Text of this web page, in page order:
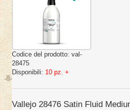
Codice del prodotto: val-
28475
Disponibili: 10 pz. +
Vallejo 28476 Satin Fluid